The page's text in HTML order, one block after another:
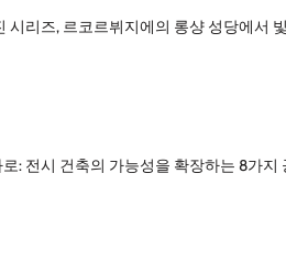
시리즈, 르코르뷔지에의 롱샹 성당에서
: 전시 건축의 가능성을 확장하는 8가지